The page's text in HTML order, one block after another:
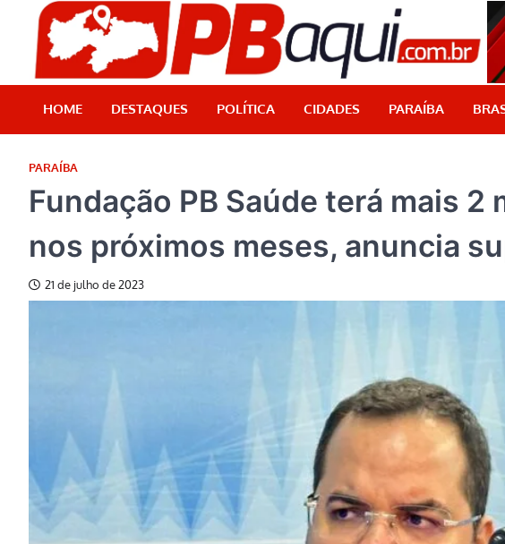
content
HOME DESTAQUES POLÍTICA CIDADES PARAÍBA
PARAÍBA
Fundação PB Saúde terá mais
nos próximos meses, anuncia
21 de julho de 2023